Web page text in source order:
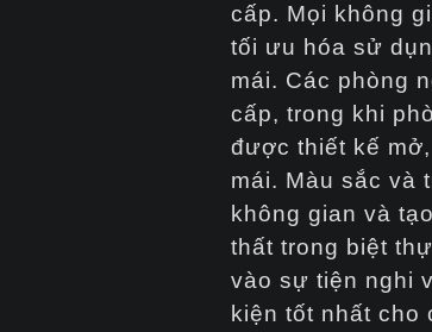
cấp. Mọi không
tối ưu hóa sử
mái. Các phòng
cấp, trong khi
được thiết kế
mái. Màu sắc và
không gian và
thất trong biệt
vào sự tiện nghi
kiện tốt nhất cho